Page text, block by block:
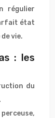
régulier
état
vie.
: les
du